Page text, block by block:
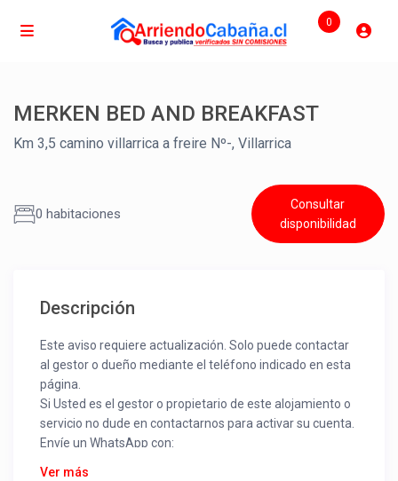
0
MERKEN BED AND BREAKFAST
Km 3,5 camino villarrica a freire Nº-, Villarrica
0 habitaciones
Consultar
disponibilidad
Descripción
Este aviso requiere actualización. Solo puede contactar
al gestor o dueño mediante el teléfono indicado en esta
página.
Si Usted es el gestor o propietario de este alojamiento o
servicio no dude en contactarnos para activar su cuenta.
Envíe un WhatsApp con:
Nombre alojamiento o servicio
Ver más